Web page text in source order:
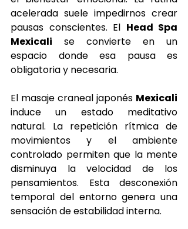
acelerada suele impedirnos crear
pausas conscientes. El Head Spa
Mexicali se convierte en un
espacio donde esa pausa es
obligatoria y necesaria.
El masaje craneal japonés Mexicali
induce un estado meditativo
natural. La repetición rítmica de
movimientos y el ambiente
controlado permiten que la mente
disminuya la velocidad de los
pensamientos. Esta desconexión
temporal del entorno genera una
sensación de estabilidad interna.